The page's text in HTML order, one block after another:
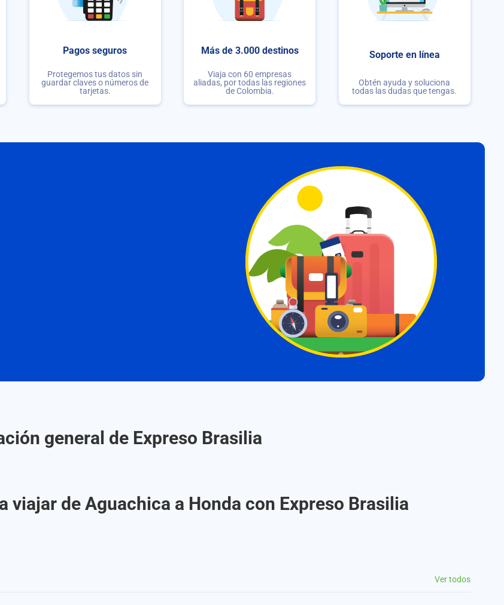
Pagos seguros
Protegemos tus datos sin
guardar claves o números de
tarjetas.
Más de 3.000 destinos
Viaja con 60 empresas
aliadas, por todas las regiones
de Colombia.
Soporte en línea
Obtén ayuda y soluciona
todas las dudas que tengas.
general de Expreso Brasilia
viajar de Aguachica a Honda con Expreso Brasilia
Ver todos